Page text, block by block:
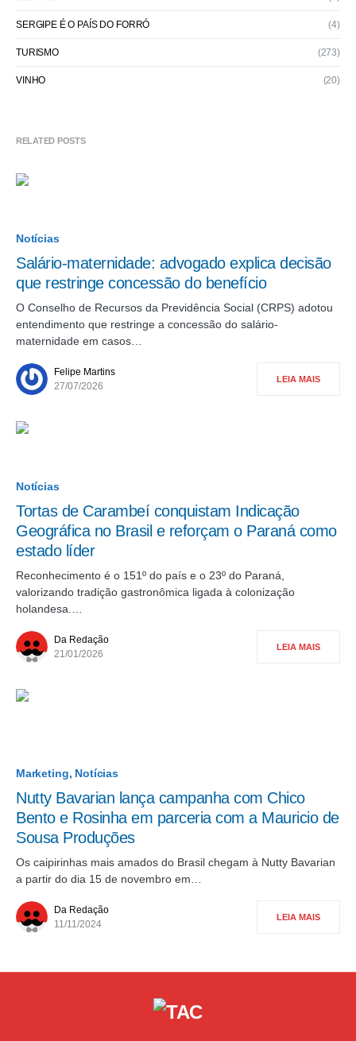
SERGIPE É O PAÍS DO FORRÓ (4)
TURISMO (273)
VINHO (20)
RELATED POSTS
Notícias
Salário-maternidade: advogado explica decisão
que restringe concessão do benefício
O Conselho de Recursos da Previdência Social (CRPS) adotou
entendimento que restringe a concessão do salário-
maternidade em casos…
Felipe Martins
27/07/2026
LEIA MAIS
Notícias
Tortas de Carambeí conquistam Indicação
Geográfica no Brasil e reforçam o Paraná como
estado líder
Reconhecimento é o 151º do país e o 23º do Paraná,
valorizando tradição gastronômica ligada à colonização
holandesa.…
Da Redação
21/01/2026
LEIA MAIS
Marketing Notícias
Nutty Bavarian lança campanha com Chico
Bento e Rosinha em parceria com a Mauricio de
Sousa Produções
Os caipirinhas mais amados do Brasil chegam à Nutty Bavarian
a partir do dia 15 de novembro em…
Da Redação
11/11/2024
LEIA MAIS